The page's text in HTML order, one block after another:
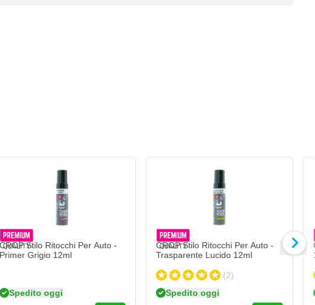
CROP Stilo Ritocchi Per Auto -
Primer Grigio 12ml
Spedito oggi
CROP Stilo Ritocchi Per Auto -
Trasparente Lucido 12ml
(2)
Spedito oggi